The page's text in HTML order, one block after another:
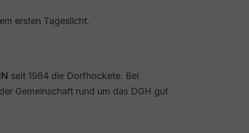
ersten Tageslicht.
seit 1984 die Dorfhockete. Bei
Gemeinschaft rund um das DGH gut